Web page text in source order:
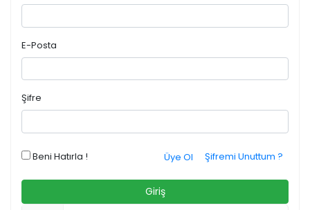
E-Posta
Şifre
Beni Hatırla ! Şifremi Unuttum ?
Üye Ol
Giriş